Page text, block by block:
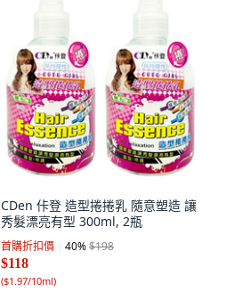
CDen 佧登 造型捲捲乳 隨意塑造 讓
秀髮漂亮有型 300ml, 2瓶
首購折扣價 40%$198
$118
($1.97/10ml)